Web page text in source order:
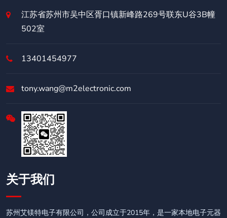
江苏省苏州市吴中区胥口镇新峰路269号联东U谷3B幢
502室
13401454977
tony.wang@m2electronic.com
关于我们
苏州艾镁特电子有限公司，公司成立于2015年，是一家本地电子元器